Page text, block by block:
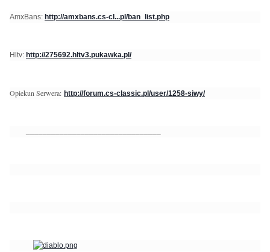
AmxBans: http://amxbans.cs-cl...pl/ban_list.php
Hltv: http://275692.hltv3.pukawka.pl/
Opiekun Serwera: http://forum.cs-classic.pl/user/1258-siwy/